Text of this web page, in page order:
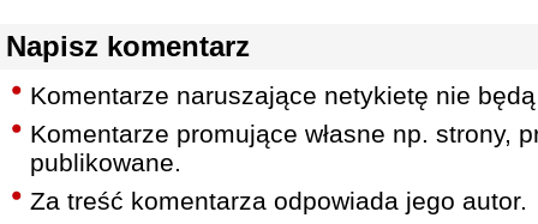
Napisz komentarz
Komentarze naruszające netykietę nie
Komentarze promujące własne np. strony,
publikowane.
Za treść komentarza odpowiada jego autor.